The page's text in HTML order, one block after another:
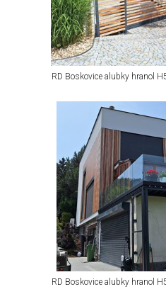
RD Boskovice alubky hranol
RD Boskovice alubky hranol